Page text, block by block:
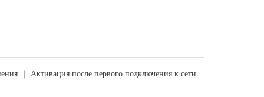
｜ Активация после первого подключения к сети